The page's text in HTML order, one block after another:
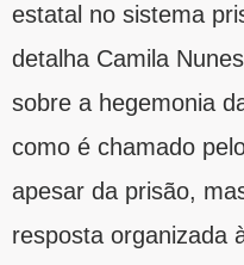
estatal no sistema
detalha Camila
sobre a hegemonia
como é chamado
apesar da prisão,
resposta organizada